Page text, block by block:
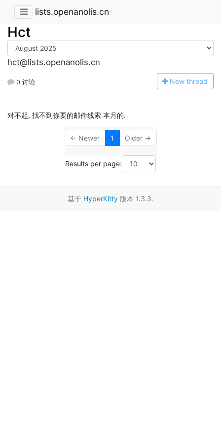
lists.openanolis.cn
Hct
hct@lists.openanolis.cn
0 讨论 New thread
对不起, 找不到你要的邮件线索 本月的.
← Newer 1 Older →
Results per page:
基于 HyperKitty 版本 1.3.3.